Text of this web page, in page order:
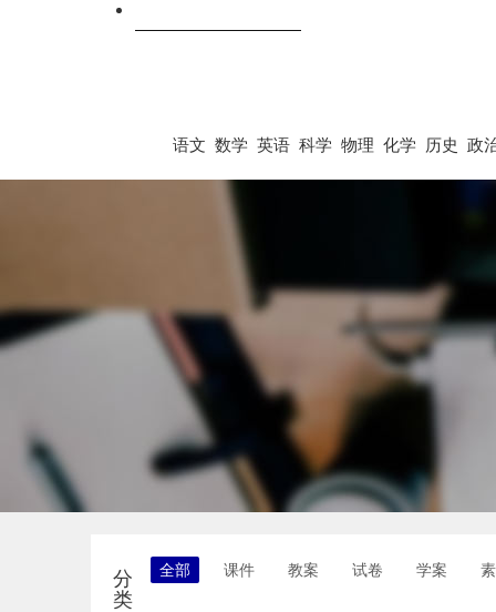
语文 数学 英语 科学 物理 化学 历史 政
分
类
全部 课件 教案 试卷 学案